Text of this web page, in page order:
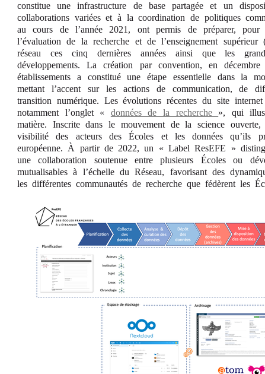
constitue une infrastructure de base partagée et un
collaborations variées et à la coordination de politiques
au cours de l’année 2021, ont permis de préparer,
l’évaluation de la recherche et de l’enseignement
réseau ces cinq dernières années ainsi que les
développements. La création par convention, en
établissements a constitué une étape essentielle dans la
mettant l’accent sur les actions de communication, de
transition numérique. Les évolutions récentes du site
notamment l’onglet « données de la recherche », qui
matière. Inscrite dans le mouvement de la science
visibilité des acteurs des Écoles et les données qu’ils
européenne. À partir de 2022, un « Label ResEFE »
une collaboration soutenue entre plusieurs Écoles ou
mutualisables à l’échelle du Réseau, favorisant des
les différentes communautés de recherche que fédèrent les